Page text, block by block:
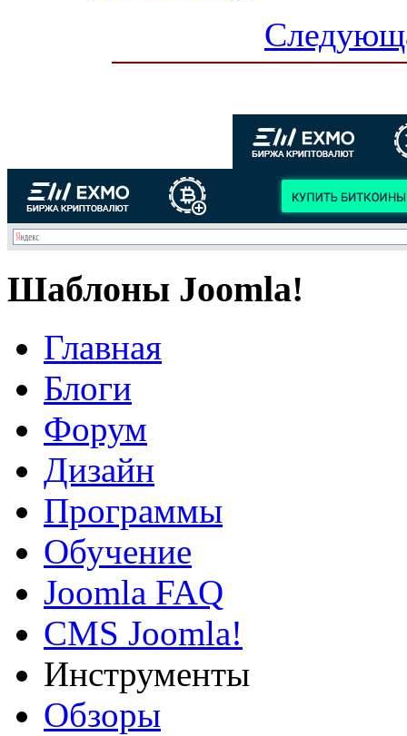
Шаблоны Joomla!
Главная
Блоги
Форум
Дизайн
Программы
Обучение
Joomla FAQ
CMS Joomla!
Инструменты
Обзоры